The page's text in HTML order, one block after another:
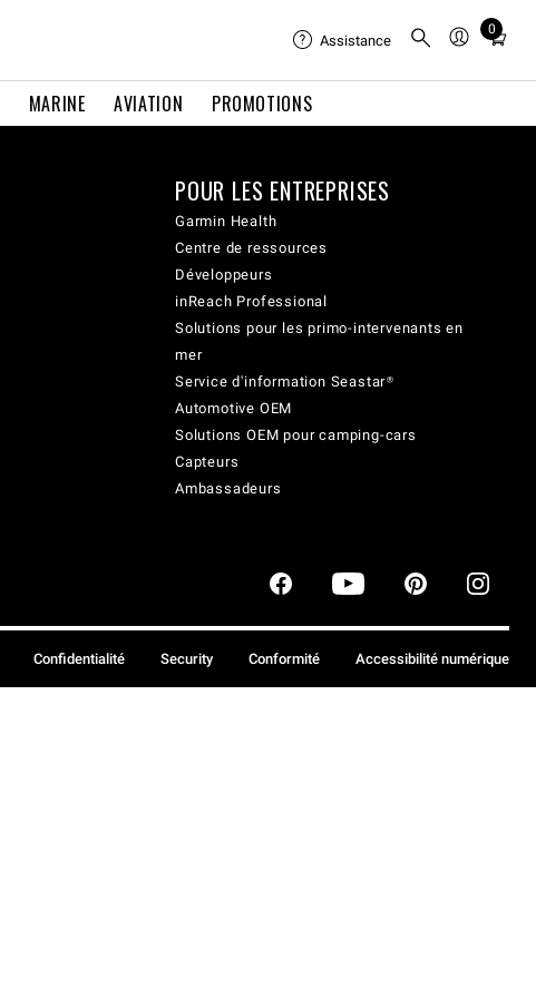
MARINE AVIATION PROMOTIONS
Assistance
0
Total
cart:
POUR LES ENTREPRISES
Garmin Health
Centre de ressources
Développeurs
inReach Professional
Solutions pour les primo-intervenants en
mer
Service d'information Seastar®
Automotive OEM
Solutions OEM pour camping-cars
Capteurs
Ambassadeurs
Confidentialité Security Conformité Accessibilité numérique